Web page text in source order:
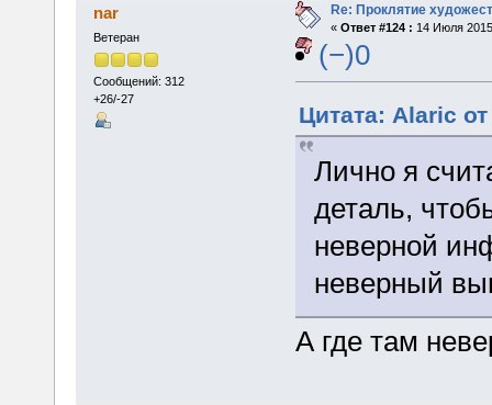
nar
Ветеран
Сообщений: 312
+26/-27
Re: Проклятие
« Ответ #124 : 14 Июля
(−)0
Цитата: Alaric
Лично я
деталь,
неверной
неверный
А где там